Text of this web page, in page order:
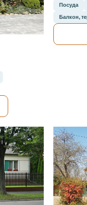
Посуда
Балкон,